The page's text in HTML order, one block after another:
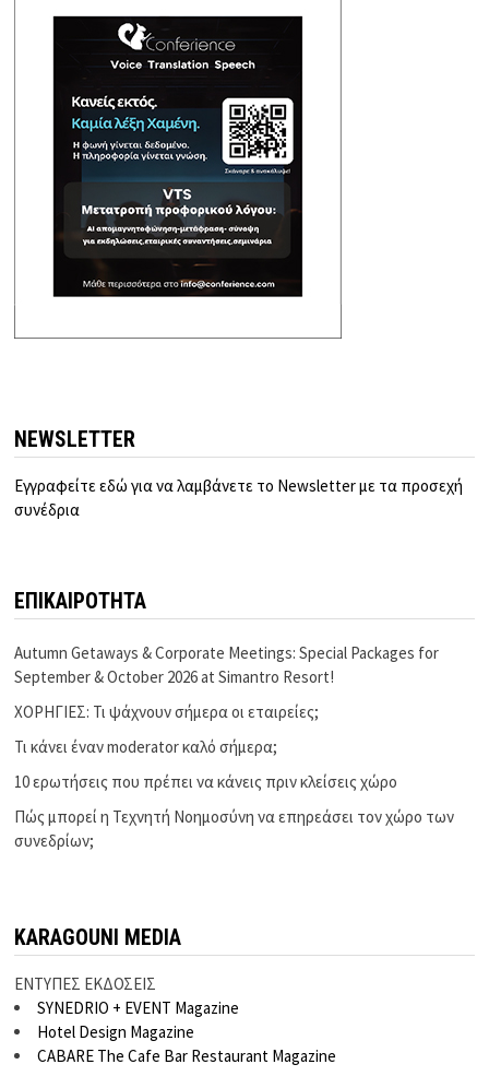
NEWSLETTER
Εγγραφείτε εδώ για να λαμβάνετε το Newsletter με τα προσεχή
συνέδρια
ΕΠΙΚΑΙΡΟΤΗΤΑ
Autumn Getaways & Corporate Meetings: Special Packages for
September & October 2026 at Simantro Resort!
ΧΟΡΗΓΙΕΣ: Τι ψάχνουν σήμερα οι εταιρείες;
Τι κάνει έναν moderator καλό σήμερα;
10 ερωτήσεις που πρέπει να κάνεις πριν κλείσεις χώρο
Πώς μπορεί η Τεχνητή Νοημοσύνη να επηρεάσει τον χώρο των
συνεδρίων;
KARAGOUNI MEDIA
ΕΝΤΥΠΕΣ ΕΚΔΟΣΕΙΣ
SYNEDRIO + EVENT Magazine
Hotel Design Magazine
CABARE The Cafe Bar Restaurant Magazine